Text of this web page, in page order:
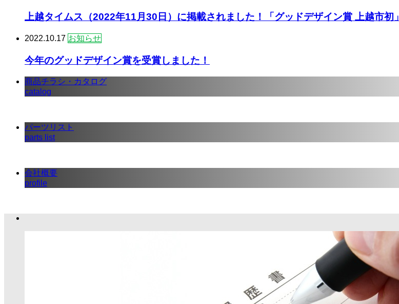
上越タイムス（2022年11月30日）に掲載されました！「グッドデザイン賞 上越市初」
2022.10.17 お知らせ
今年のグッドデザイン賞を受賞しました！
商品チラシ・カタログ
catalog
パーツリスト
parts list
会社概要
profile